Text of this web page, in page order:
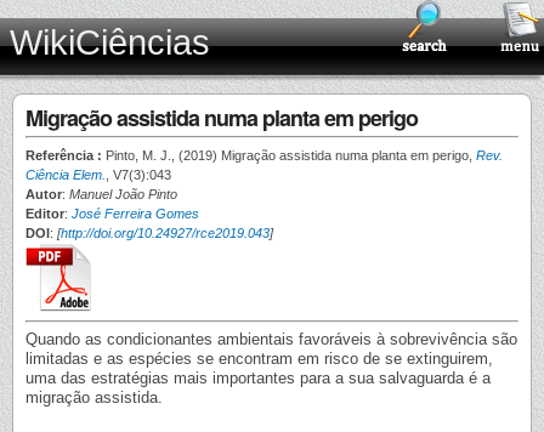
WikiCiências
Migração assistida numa planta em perigo
Referência : Pinto, M. J., (2019) Migração assistida numa planta em perigo, Rev.
Ciência Elem.
, V7(3):043
Autor: Manuel João Pinto
Editor: José Ferreira Gomes
DOI: [http://doi.org/10.24927/rce2019.043]
Quando as condicionantes ambientais favoráveis à sobrevivência são
limitadas e as espécies se encontram em risco de se extinguirem,
uma das estratégias mais importantes para a sua salvaguarda é a
migração assistida.